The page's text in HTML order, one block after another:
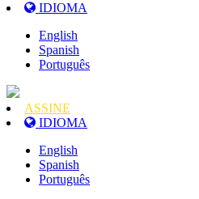
IDIOMA
English
Spanish
Português
ASSINE
IDIOMA
English
Spanish
Português